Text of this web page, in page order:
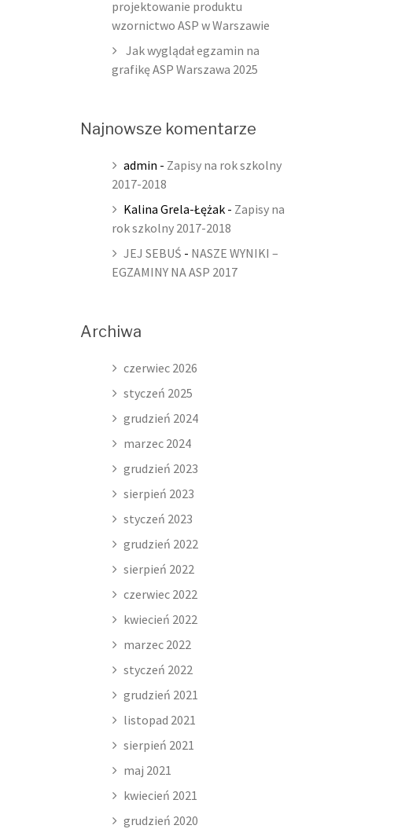
projektowanie produktu
wzornictwo ASP w Warszawie
Jak wyglądał egzamin na
grafikę ASP Warszawa 2025
Najnowsze komentarze
admin - Zapisy na rok szkolny
2017-2018
Kalina Grela-Łężak - Zapisy na
rok szkolny 2017-2018
JEJ SEBUŚ - NASZE WYNIKI –
EGZAMINY NA ASP 2017
Archiwa
czerwiec 2026
styczeń 2025
grudzień 2024
marzec 2024
grudzień 2023
sierpień 2023
styczeń 2023
grudzień 2022
sierpień 2022
czerwiec 2022
kwiecień 2022
marzec 2022
styczeń 2022
grudzień 2021
listopad 2021
sierpień 2021
maj 2021
kwiecień 2021
grudzień 2020